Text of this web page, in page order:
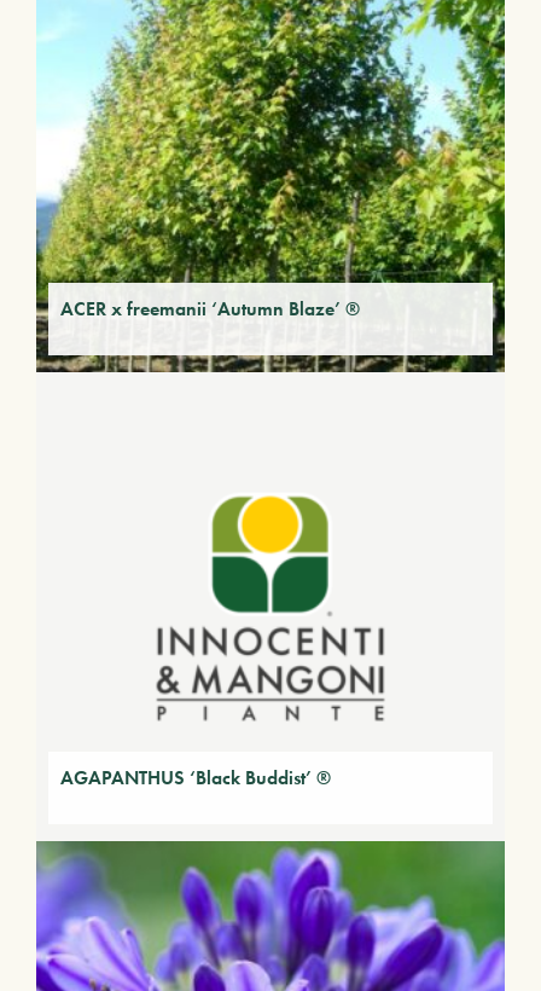
ACER x freemanii ‘Autumn Blaze’ ®
AGAPANTHUS ‘Black Buddist’ ®